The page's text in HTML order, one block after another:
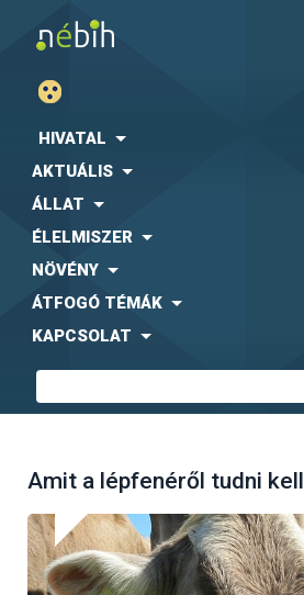
HIVATAL
AKTUÁLIS
ÁLLAT
ÉLELMISZER
NÖVÉNY
ÁTFOGÓ TÉMÁK
KAPCSOLAT
Amit a lépfenéről tudni kell